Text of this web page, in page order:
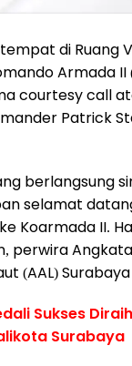
di Ruang
Armada
courtesy call
Patrick
berlangsung
selamat
Koarmada II.
perwira
(AAL)
Sukses
Surabaya